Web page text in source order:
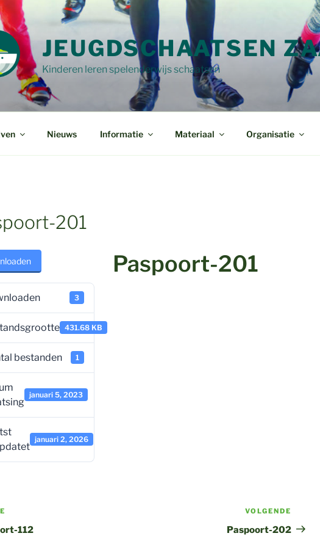
JEUGDSCHAATSEN
Kinderen leren spelenderwijs schaatsen
Nieuws Informatie Materiaal Organisatie
201
3
431.68 KB
bestanden 1
januari 5, 2023
januari 2, 2026
Paspoort-201
112
VOLGENDE
Paspoort-202